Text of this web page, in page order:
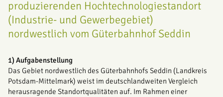
produzierenden Hochtechnologiestandort
(Industrie- und Gewerbegebiet)
nordwestlich vom Güterbahnhof Seddin
1) Aufgabenstellung
Das Gebiet nordwestlich des Güterbahnhofs Seddin (Landkreis
Potsdam-Mittelmark) weist im deutschlandweiten Vergleich
herausragende Standortqualitäten auf. Im Rahmen einer